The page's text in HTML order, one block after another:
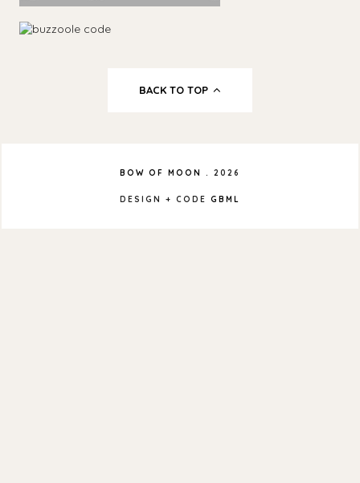
BACK TO TOP
BOW OF MOON . 2026
DESIGN + CODE GBML